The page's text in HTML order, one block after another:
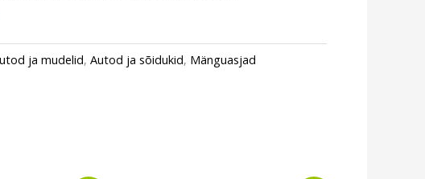
ja mudelid, Autod ja sõidukid, Mänguasjad